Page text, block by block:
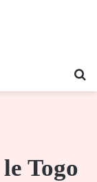
Togo